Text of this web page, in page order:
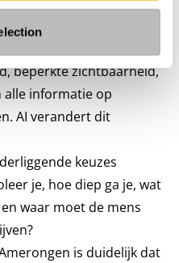
beperkte zichtbaarheid,
alle informatie op
AI verandert dit
keuzes
je, hoe diep ga je, wat
waar moet de mens
is duidelijk dat